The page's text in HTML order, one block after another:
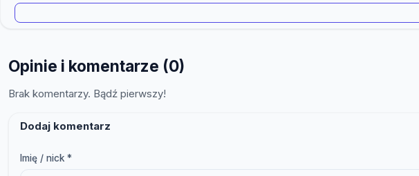
Opinie i komentarze (0)
Brak komentarzy. Bądź pierwszy!
Dodaj komentarz
Imię / nick *